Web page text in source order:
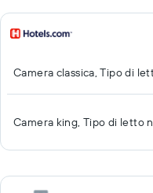
Camera classica, Tipo di
Camera king, Tipo di letto